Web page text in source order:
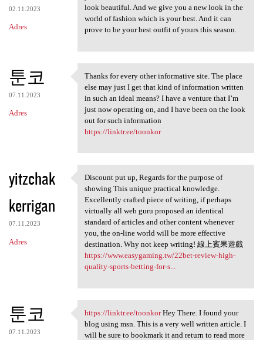
02.11.2023
Adres
look beautiful. And we give you a new look in the
world of fashion which is your best. And it can
prove to be your best outfit of yours this season.
툰코
07.11.2023
Adres
Thanks for every other
Thanks for every other informative site. The place
else may just I get that kind of information written
in such an ideal means? I have a venture that I’m
just now operating on, and I have been on the look
out for such information
https://linktr.ee/toonkor
yitzchak
kerrigan
07.11.2023
Adres
Discount put up, Regards for
Discount put up, Regards for the purpose of
showing This unique practical knowledge.
Excellently crafted piece of writing, if perhaps
virtually all web guru proposed an identical
standard of articles and other content whenever
you, the on-line world will be more effective
destination. Why not keep writing! 線上賓果遊戲
https://www.easygaming.tw/22bet-review-high-
quality-sports-betting-for-s...
툰코
07.11.2023
https://linktr.ee/toonkor Hey
https://linktr.ee/toonkorHey There. I found your
blog using msn. This is a very well written article. I
will be sure to bookmark it and return to read more